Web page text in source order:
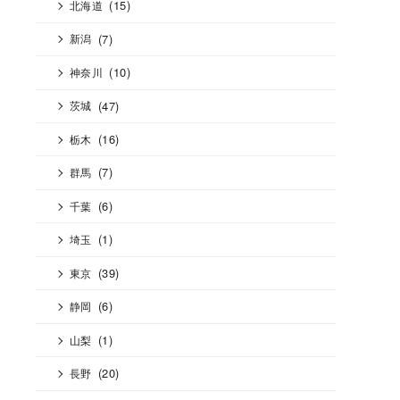
北海道 (15)
新潟 (7)
神奈川 (10)
茨城 (47)
栃木 (16)
群馬 (7)
千葉 (6)
埼玉 (1)
東京 (39)
静岡 (6)
山梨 (1)
長野 (20)